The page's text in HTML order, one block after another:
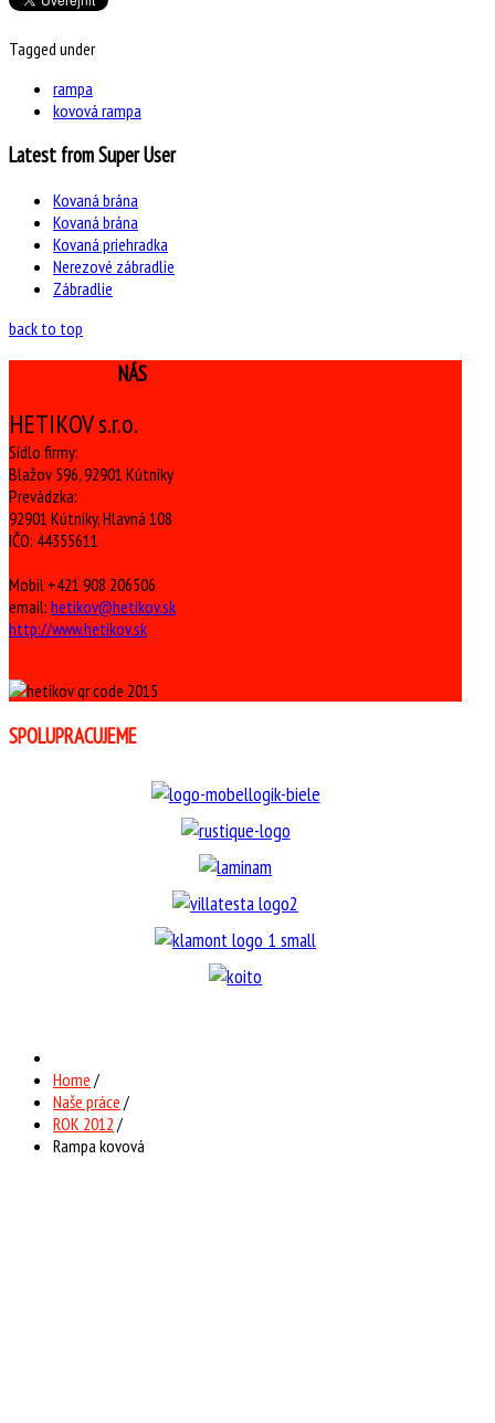
Tagged under
rampa
kovová rampa
Latest from Super User
Kovaná brána
Kovaná brána
Kovaná priehradka
Nerezové zábradlie
Zábradlie
back to top
NÁS
HETIKOV s.r.o.
Sídlo firmy:
Blažov 596, 92901 Kútniky
Prevádzka:
92901 Kútniky, Hlavná 108
IČO: 44355611
Mobil +421 908 206506
email: hetikov@hetikov.sk
http://www.hetikov.sk
SPOLUPRACUJEME
Home /
Naše práce /
ROK 2012 /
Rampa kovová